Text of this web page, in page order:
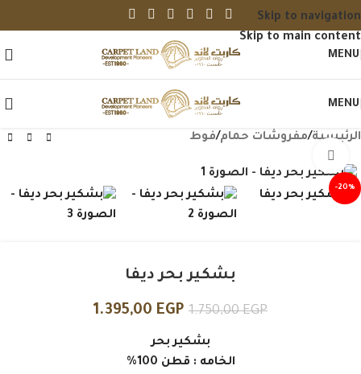
Skip to navigation
Skip to main content
MENU
MENU
الرئيسية/مفروشات حمام/فوط
-20%
بشكير بحر ديفا
1.750,00EGP
1.395,00 EGP
بشكير بحر
الخامه : قطن 100%